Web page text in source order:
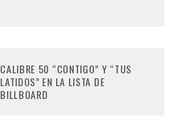
CALIBRE 50 “CONTIGO” Y “TUS
LATIDOS” EN LA LISTA DE
BILLBOARD